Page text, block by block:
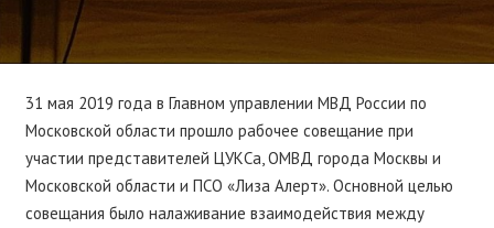
31 мая 2019 года в Главном управлении МВД России по
Московской области прошло рабочее совещание при
участии представителей ЦУКСа, ОМВД города Москвы и
Московской области и ПСО «Лиза Алерт». Основной целью
совещания было налаживание взаимодействия между